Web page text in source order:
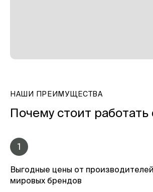
НАШИ ПРЕИМУЩЕСТВА
Почему стоит
1
Выгодные цены от
мировых брендов